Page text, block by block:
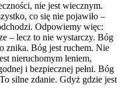
nie jest wiecznym.
co się nie pojawiło –
Odpowiemy więc:
– lecz to nie wystarczy. Bóg
znika. Bóg jest ruchem. Nie
nieruchomym leniem,
i bezpiecznej pełni. Bóg
silne zdanie. Gdyż gdzie jest